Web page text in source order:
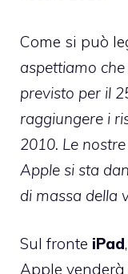
Come si può
aspettiamo
previsto per il
raggiungere i
2010. Le
Apple si sta
di massa della
Sul fronte iPad
Apple venderà